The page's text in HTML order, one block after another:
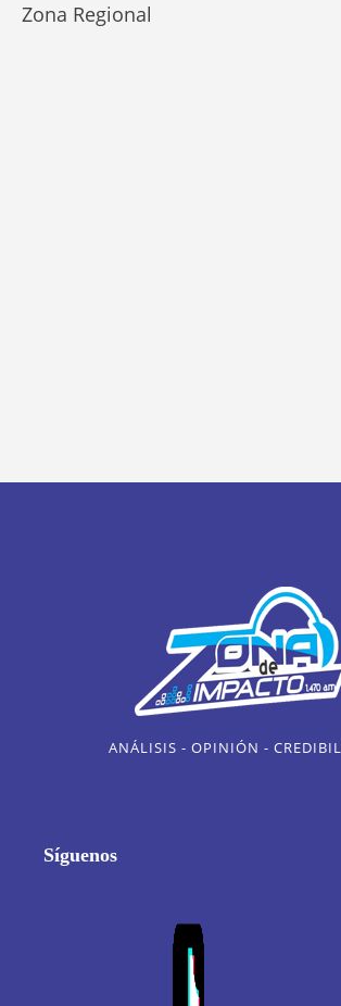
Zona Regional
ANÁLISIS - OPINIÓN -
Síguenos